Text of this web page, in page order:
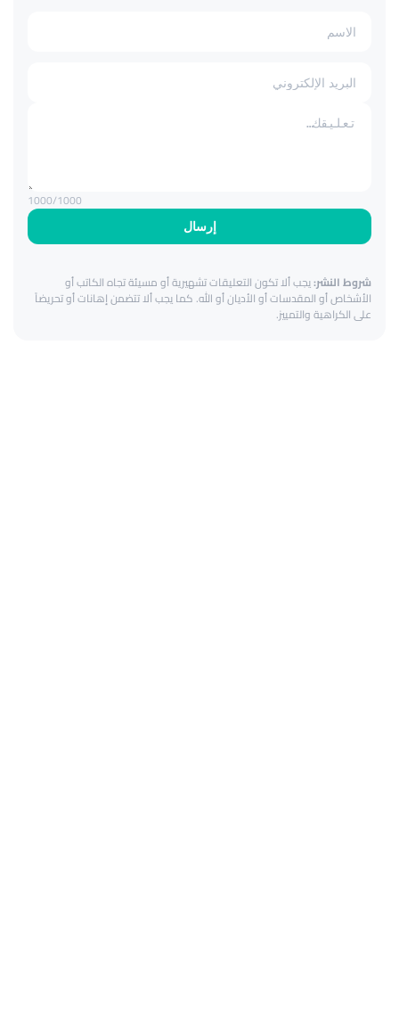
إرسال
1000/1000
شروط النشر:يجب ألا تكون التعليقات تشهيرية أو مسيئة تجاه الكاتب أو
الأشخاص أو المقدسات أو الأديان أو الله. كما يجب ألا تتضمن إهانات أو تحريضاً
على الكراهية والتمييز.